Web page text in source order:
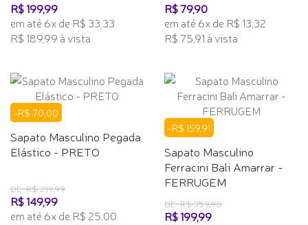
R$ 199,99
em até 6x de R$ 33,33
R$ 189,99 à vista
R$ 79,90
em até 6x de R$ 13,32
R$ 75,91 à vista
-R$ 70,00
Sapato Masculino Pegada
Elástico - PRETO
DE: R$ 219,99
R$ 149,99
em até 6x de R$ 25,00
-R$ 159,91
Sapato Masculino
Ferracini Bali Amarrar -
FERRUGEM
DE: R$ 359,90
R$ 199,99